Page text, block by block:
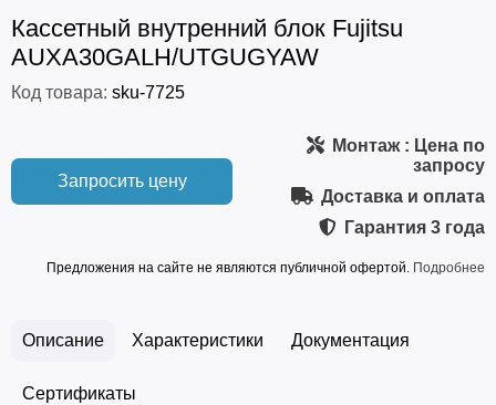
Кассетный внутренний блок Fujitsu
AUXA30GALH/UTGUGYAW
Код товара: sku-7725
Запросить цену
Монтаж: Цена по
запросу
Доставка и оплата
Гарантия 3 года
Предложения на сайте не являются публичной офертой. Подробнее
Описание Характеристики Документация
Сертификаты